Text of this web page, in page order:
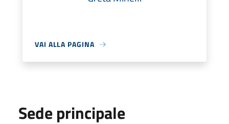
VAI ALLA PAGINA
Sede principale